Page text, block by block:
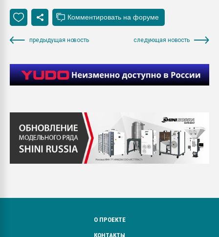
предыдущая новость следующая новость
О ПРОЕКТЕ
КОНТАКТЫ